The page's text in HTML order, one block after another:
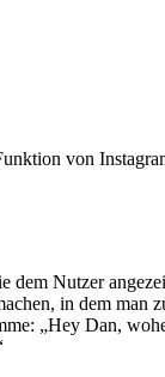
von
dem Nutzer
in dem man
„Hey Dan,